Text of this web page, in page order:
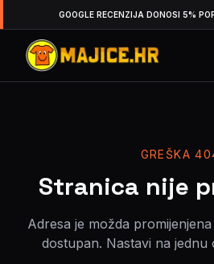
GOOGLE RECENZIJA DONOSI 5%
GREŠKA
Stranica nije
Adresa je možda
dostupan. Nastavi na jednu